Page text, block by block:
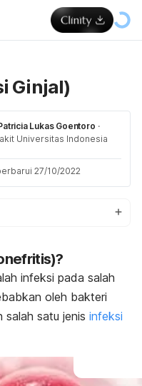
Ginjal)
Lukas Goentoro ·
Universitas Indonesia
27/10/2022
infeksi pada salah
oleh bakteri
salah satu jenis infeksi